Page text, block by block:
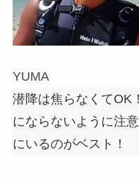
YUMA
潜降は焦らなくてOK
にならないように注
にいるのがベスト！